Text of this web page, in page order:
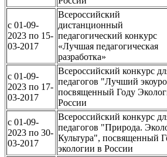
c 01-09-
2023 по 15-
03-2017
Всероссийский
дистанционный
педагогический конкурс
«Лучшая педагогическая
разработка»
c 01-09-
2023 по 17-
03-2017
Всероссийский конкурс
педагогов "Лучший
посвященный Году
России
c 01-09-
2023 по 30-
03-2017
Всероссийский конкурс
педагогов "Природа.
Культура", посвященный
экологии в России